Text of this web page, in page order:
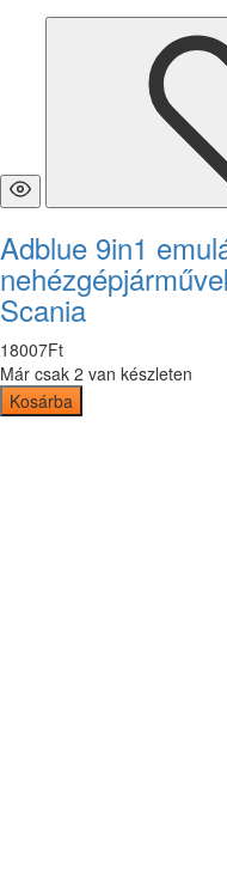
Adblue 9in1
Scania
18007Ft
Már csak 2 van készleten
Kosárba